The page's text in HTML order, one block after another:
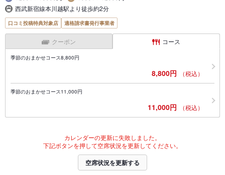
西武新宿線本川越駅より徒歩約2分
口コミ投稿特典対象店 適格請求書発行事業者
クーポン コース
季節のおまかせコース8,800円
8,800円 （税込）
季節のおまかせコース11,000円
11,000円 （税込）
カレンダーの更新に失敗しました。
下記ボタンを押して空席状況を更新してください。
空席状況を更新する